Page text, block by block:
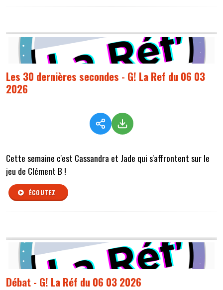
Les 30 dernières secondes - G! La Ref du 06 03
2026
Cette semaine c'est Cassandra et Jade qui s'affrontent sur le
jeu de Clément B !
ÉCOUTEZ
Débat - G! La Réf du 06 03 2026